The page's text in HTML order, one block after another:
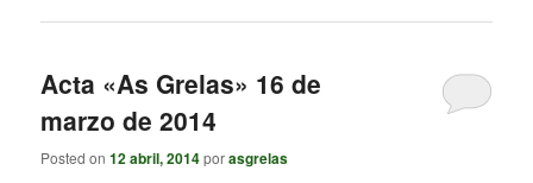
Acta «As Grelas» 16 de
marzo de 2014
Posted on12 abril, 2014porasgrelas